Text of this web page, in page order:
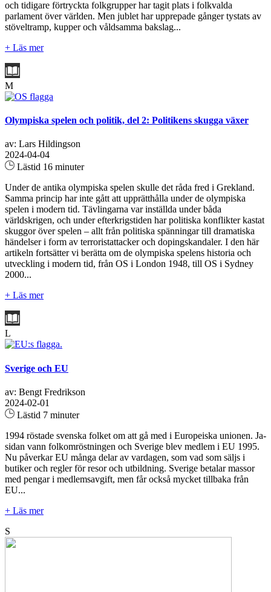
och tidigare förtryckta folkgrupper har tagit plats i folkvalda
parlament över världen. Men jublet har upprepade gånger tystats av
stöveltramp, kupper och våldsamma bakslag...
+ Läs mer
M
Olympiska spelen och politik, del 2: Politikens skugga växer
av: Lars Hildingson
2024-04-04
Lästid 16 minuter
Under de antika olympiska spelen skulle det råda fred i Grekland.
Samma princip har inte gått att upprätthålla under de olympiska
spelen i modern tid. Tävlingarna var inställda under båda
världskrigen, och under efterkrigstiden har politiska konflikter kastat
skuggor över spelen – allt från politiska spänningar till dramatiska
händelser i form av terroristattacker och dopingskandaler. I den här
artikeln fortsätter vi berätta om de olympiska spelens historia och
utveckling i modern tid, från OS i London 1948, till OS i Sydney
2000...
+ Läs mer
L
Sverige och EU
av: Bengt Fredrikson
2024-02-01
Lästid 7 minuter
1994 röstade svenska folket om att gå med i Europeiska unionen. Ja-
sidan vann folkomröstningen och Sverige blev medlem i EU 1995.
Nu påverkar EU många delar av vardagen, som vad som säljs i
butiker och regler för resor och utbildning. Sverige betalar massor
med pengar i medlemsavgift, men får också mycket tillbaka från
EU...
+ Läs mer
S